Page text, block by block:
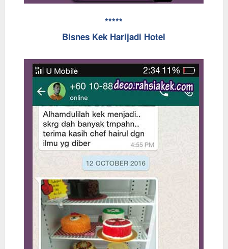
*****
Bisnes Kek Harijadi Hotel